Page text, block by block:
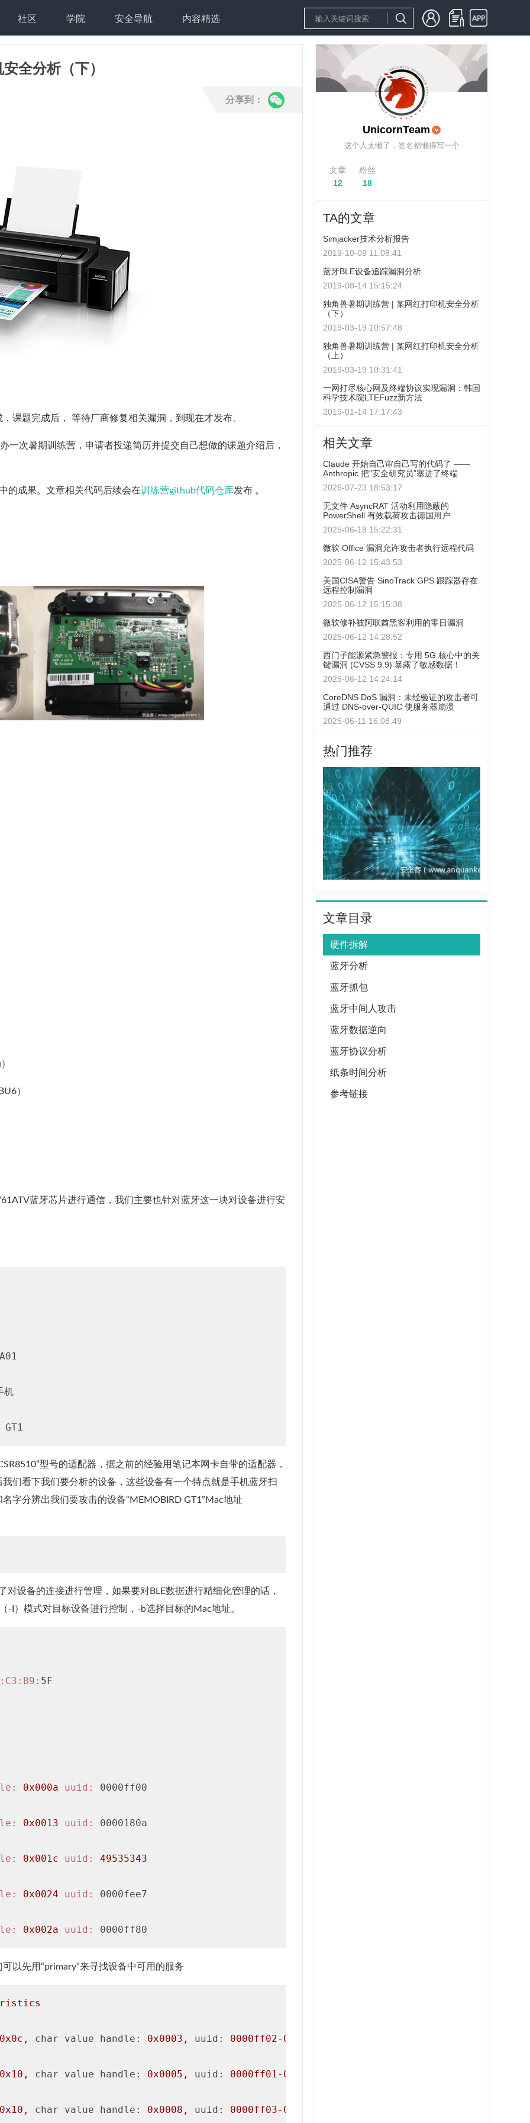
社区 学院 安全导航 内容精选
全分析（下）
课题完成后， 等待厂商修复相关漏洞，到现在才发布。
一次暑期训练营，申请者投递简历并提交自己想做的课题介绍后，
的成果。文章相关代码后续会在训练营github代码仓库发布 。
）
蓝牙芯片进行通信，我们主要也针对蓝牙这一块对设备进行安
GT1
型号的适配器，据之前的经验用笔记本网卡自带的适配器，
们看下我们要分析的设备，这些设备有一个特点就是手机蓝牙扫
字分辨出我们要攻击的设备“MEMOBIRD GT1”Mac地址
设备的连接进行管理，如果要对BLE数据进行精细化管理的话，
I）模式对目标设备进行控制，-b选择目标的Mac地址。
:C3 :B9 : 5F
0x000a uuid: 0000ff00
0x0013 uuid: 0000180a
0x001c uuid: 49535343
0x0024 uuid: 0000fee7
0x002a uuid: 0000ff80
以先用“primary”来寻找设备中可用的服务
0x0c , char value handle: 0x0003 , uuid: 0000ff02-0000-1000-8000-00805f9b34fb
0x10 , char value handle: 0x0005 , uuid: 0000ff01-0000-1000-8000-00805f9b34fb
0x10 , char value handle: 0x0008 , uuid: 0000ff03-0000-1000-8000-00805f9b34fb
分享到：
UnicornTeam
这个人太懒了，签名都懒得写一个
文章
12
粉丝
18
TA的文章
Simjacker技术分析报告
2019-10-09 11:08:41
蓝牙BLE设备追踪漏洞分析
2019-08-14 15:15:24
独角兽暑期训练营 | 某网红打印机安全分析
（下）
2019-03-19 10:57:48
独角兽暑期训练营 | 某网红打印机安全分析
（上）
2019-03-19 10:31:41
一网打尽核心网及终端协议实现漏洞：韩国
科学技术院LTEFuzz新方法
2019-01-14 17:17:43
相关文章
Claude 开始自己审自己写的代码了 ——
Anthropic 把"安全研究员"塞进了终端
2026-07-23 18:53:17
无文件 AsyncRAT 活动利用隐蔽的
PowerShell 有效载荷攻击德国用户
2025-06-18 15:22:31
微软 Office 漏洞允许攻击者执行远程代码
2025-06-12 15:43:53
美国CISA警告 SinoTrack GPS 跟踪器存在
远程控制漏洞
2025-06-12 15:15:38
微软修补被阿联酋黑客利用的零日漏洞
2025-06-12 14:28:52
西门子能源紧急警报：专用 5G 核心中的关
键漏洞 (CVSS 9.9) 暴露了敏感数据！
2025-06-12 14:24:14
CoreDNS DoS 漏洞：未经验证的攻击者可
通过 DNS-over-QUIC 使服务器崩溃
2025-06-11 16:08:49
热门推荐
文章目录
硬件拆解
蓝牙分析
蓝牙抓包
蓝牙中间人攻击
蓝牙数据逆向
蓝牙协议分析
纸条时间分析
参考链接